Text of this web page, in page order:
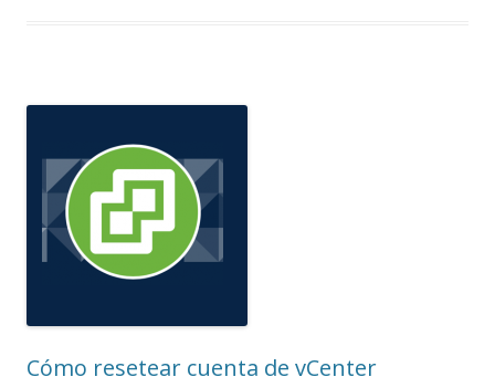
Cómo resetear cuenta de vCenter